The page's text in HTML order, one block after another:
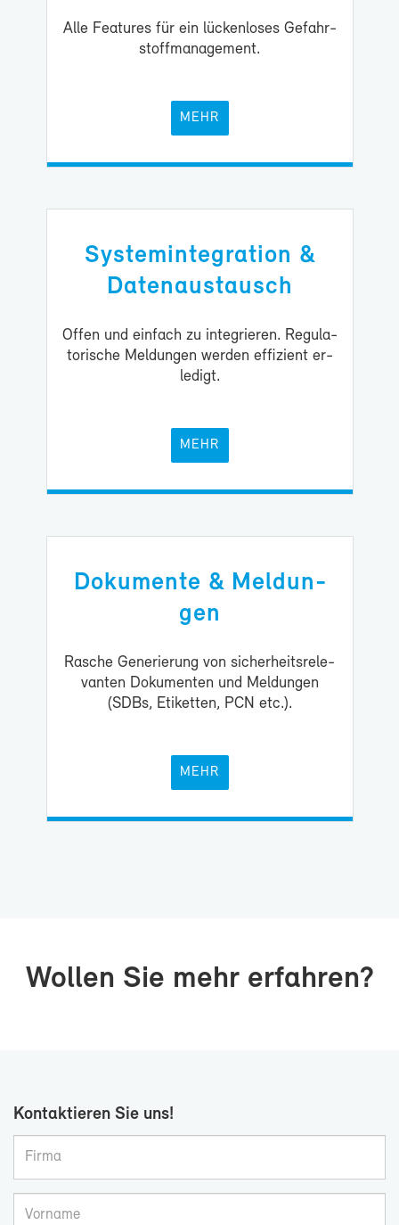
Al­le Fea­tures für ein lü­cken­lo­ses Ge­fahr­
stoff­ma­nage­ment.
MEHR
Sys­tem­in­te­gra­ti­on &
Da­ten­aus­tausch
Of­fen und ein­fach zu in­te­grie­ren. Re­gu­la­
to­ri­sche Mel­dun­gen wer­den ef­fi­zi­ent er­
le­digt.
MEHR
Do­ku­men­te & Mel­dun­
gen
Ra­sche Ge­ne­rie­rung von si­cher­heits­re­le­
van­ten Do­ku­men­ten und Mel­dun­gen
(SDBs, Eti­ket­ten, PCN etc.).
MEHR
Wol­len Sie mehr er­fah­ren?
Kon­tak­tie­ren Sie uns!